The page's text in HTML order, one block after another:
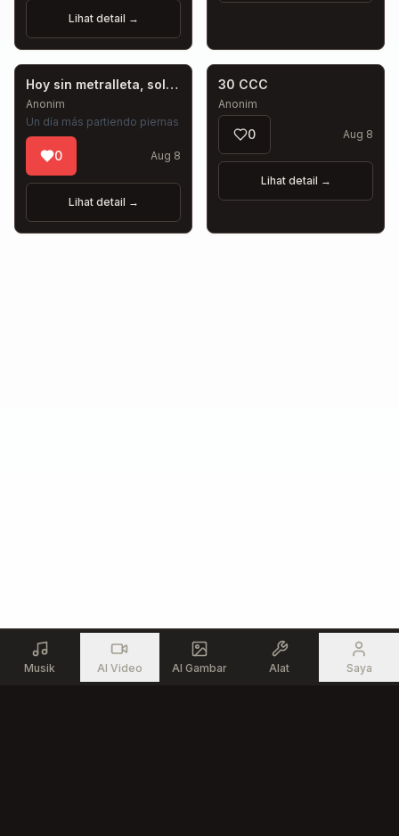
Lihat detail →
Hoy sin metralleta, solo estilo en letras
Anonim
Un día más partiendo piernas
0 Aug 8
Lihat detail →
30 CCC
Anonim
0 Aug 8
Lihat detail →
Musik AI Video AI Gambar Alat Saya